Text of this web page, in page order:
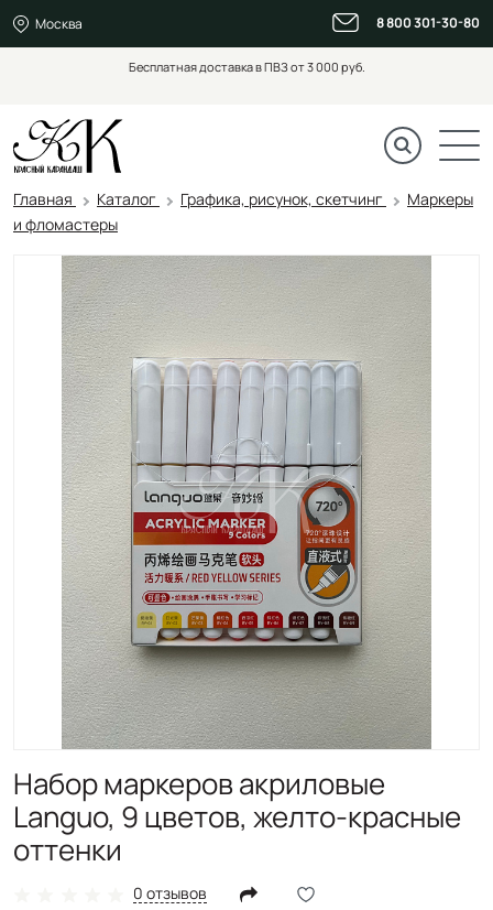
Москва 8 800 301-30-80
Бесплатная доставка в ПВЗ от 3 000 руб.
Главная Каталог Графика, рисунок, скетчинг
Маркеры
и фломастеры
Набор маркеров акриловые
Languo, 9 цветов, желто-красные
оттенки
0 отзывов